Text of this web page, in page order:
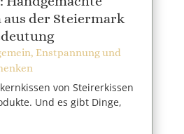
aus der Steiermark
, Enstpannung und
von Steirerkissen
Und es gibt Dinge,